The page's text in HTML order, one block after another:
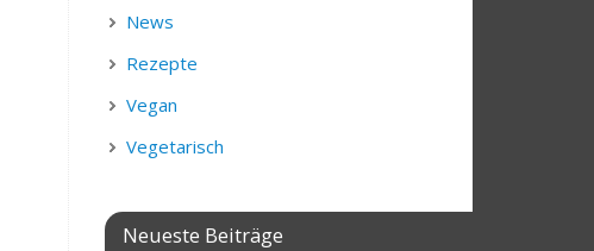
News
Rezepte
Vegan
Vegetarisch
Neueste Beiträge